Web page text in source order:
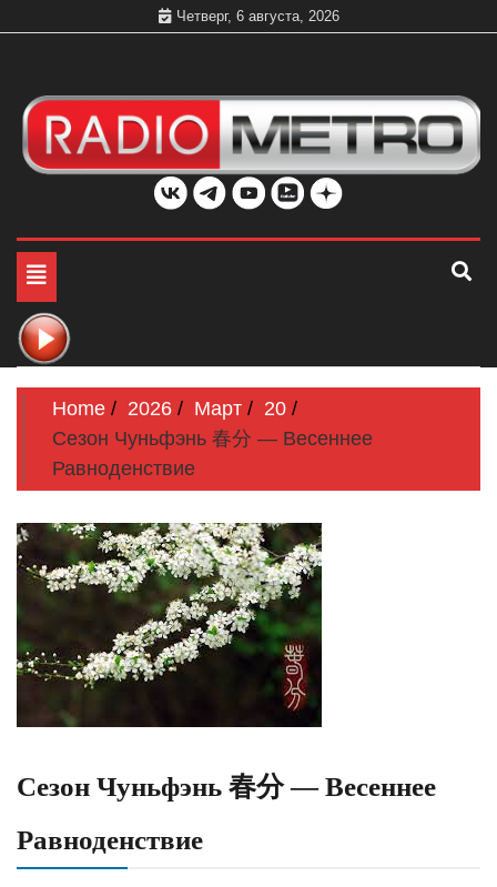
Четверг, 6 августа, 2026
Радио МЕТРО
Слушать онлайн и на 102.4 FM бесплатно в хорошем
Toggle
navigation
Home 2026 Март
20
Сезон Чуньфэнь 春分 — Весеннее
Равноденствие
Сезон Чуньфэнь 春分 — Весеннее
Равноденствие